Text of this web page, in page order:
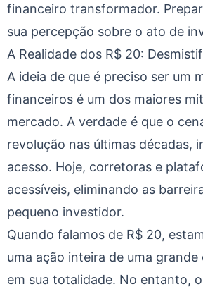
financeiro transformador.
sua percepção sobre o ato de
A Realidade dos R$ 20:
A ideia de que é preciso ser um
financeiros é um dos maiores
mercado. A verdade é que o
revolução nas últimas décadas,
acesso. Hoje, corretoras e
acessíveis, eliminando as
pequeno investidor.
Quando falamos de R$ 20,
uma ação inteira de uma
em sua totalidade. No entanto,